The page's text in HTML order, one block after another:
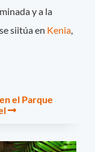
y a la
siitúa en Kenia,
el Parque